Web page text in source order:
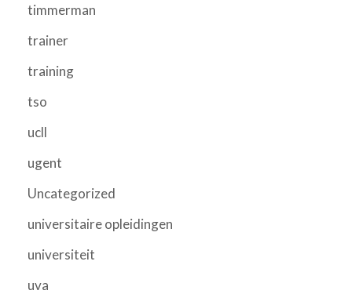
timmerman
trainer
training
tso
ucll
ugent
Uncategorized
universitaire opleidingen
universiteit
uva